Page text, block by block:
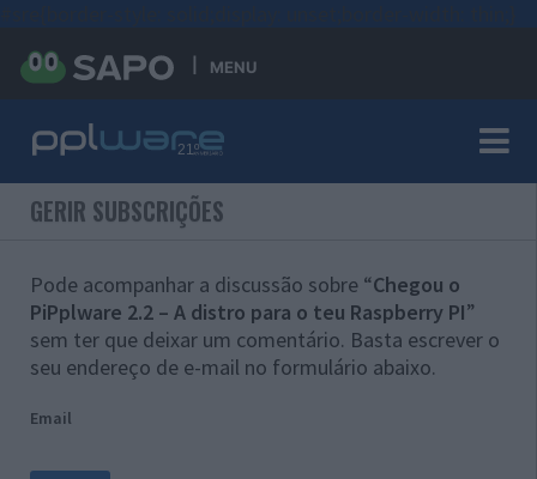
MENU
GERIR SUBSCRIÇÕES
Pode acompanhar a discussão sobre “Chegou o
PiPplware 2.2 – A distro para o teu Raspberry PI”
sem ter que deixar um comentário. Basta escrever o
seu endereço de e-mail no formulário abaixo.
Email